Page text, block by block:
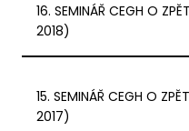
16. SEMINÁŘ CEGH O
2018)
15. SEMINÁŘ CEGH O
2017)